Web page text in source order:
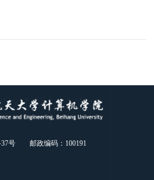
37号 邮政编码：100191